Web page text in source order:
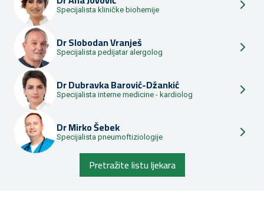
Specijalista kliničke biohemije
DrSlobodan Vranješ
Specijalista pedijatar alergolog
DrDubravka Barović-Džankić
Specijalista interne medicine - kardiolog
DrMirko Šebek
Specijalista pneumoftiziologije
Pretražite listu ljekara